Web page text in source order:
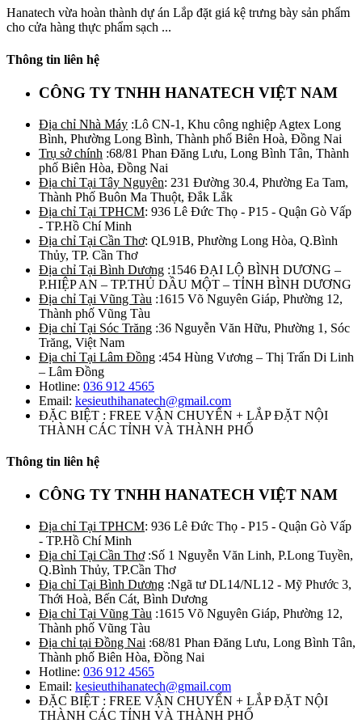
Hanatech vừa hoàn thành dự án Lắp đặt giá kệ trưng bày sản phẩm
cho cửa hàng thực phẩm sạch ...
Thông tin liên hệ
CÔNG TY TNHH HANATECH VIỆT NAM
Địa chỉ Nhà Máy :Lô CN-1, Khu công nghiệp Agtex Long
Bình, Phường Long Bình, Thành phố Biên Hoà, Đồng Nai
Trụ sở chính :68/81 Phan Đăng Lưu, Long Bình Tân, Thành
phố Biên Hòa, Đồng Nai
Địa chỉ Tại Tây Nguyên: 231 Đường 30.4, Phường Ea Tam,
Thành Phố Buôn Ma Thuột, Đắk Lắk
Địa chỉ Tại TPHCM: 936 Lê Đức Thọ - P15 - Quận Gò Vấp
- TP.Hồ Chí Minh
Địa chỉ Tại Cần Thơ: QL91B, Phường Long Hòa, Q.Bình
Thủy, TP. Cần Thơ
Địa chỉ Tại Bình Dương :1546 ĐẠI LỘ BÌNH DƯƠNG –
P.HIỆP AN – TP.THỦ DẦU MỘT – TỈNH BÌNH DƯƠNG
Địa chỉ Tại Vũng Tàu :1615 Võ Nguyên Giáp, Phường 12,
Thành phố Vũng Tàu
Địa chỉ Tại Sóc Trăng :36 Nguyễn Văn Hữu, Phường 1, Sóc
Trăng, Việt Nam
Địa chỉ Tại Lâm Đồng :454 Hùng Vương – Thị Trấn Di Linh
– Lâm Đồng
Hotline: 036 912 4565
Email: kesieuthihanatech@gmail.com
ĐẶC BIỆT : FREE VẬN CHUYỂN + LẮP ĐẶT NỘI
THÀNH CÁC TỈNH VÀ THÀNH PHỐ
Thông tin liên hệ
CÔNG TY TNHH HANATECH VIỆT NAM
Địa chỉ Tại TPHCM: 936 Lê Đức Thọ - P15 - Quận Gò Vấp
- TP.Hồ Chí Minh
Địa chỉ Tại Cần Thơ:Số 1 Nguyễn Văn Linh, P.Long Tuyền,
Q.Bình Thủy, TP.Cần Thơ
Địa chỉ Tại Bình Dương :Ngã tư DL14/NL12 - Mỹ Phước 3,
Thới Hoà, Bến Cát, Bình Dương
Địa chỉ Tại Vũng Tàu :1615 Võ Nguyên Giáp, Phường 12,
Thành phố Vũng Tàu
Địa chỉ tại Đồng Nai :68/81 Phan Đăng Lưu, Long Bình Tân,
Thành phố Biên Hòa, Đồng Nai
Hotline: 036 912 4565
Email: kesieuthihanatech@gmail.com
ĐẶC BIỆT : FREE VẬN CHUYỂN + LẮP ĐẶT NỘI
THÀNH CÁC TỈNH VÀ THÀNH PHỐ